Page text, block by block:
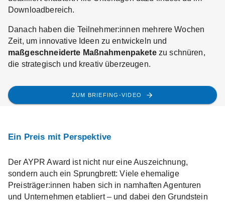
Downloadbereich.
Danach haben die Teilnehmer:innen mehrere Wochen
Zeit, um innovative Ideen zu entwickeln und
maßgeschneiderte Maßnahmenpaketezu schnüren,
die strategisch und kreativ überzeugen.
ZUM BRIEFING-VIDEO
Ein Preis mit Perspektive
Der AYPR Award ist nicht nur eine Auszeichnung,
sondern auch ein Sprungbrett: Viele ehemalige
Preisträger:innen haben sich in namhaften Agenturen
und Unternehmen etabliert – und dabei den Grundstein